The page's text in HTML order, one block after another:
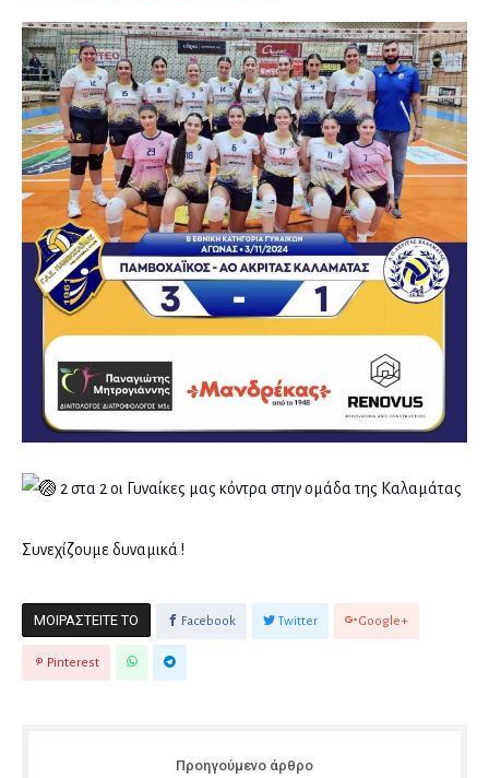
2 στα 2 οι Γυναίκες μας κόντρα στην ομάδα της Καλαμάτας
Συνεχίζουμε δυναμικά !
ΜΟΙΡΑΣΤΕΊΤΕ ΤΟ Facebook Twitter Google+
Pinterest
Προηγούμενο άρθρο